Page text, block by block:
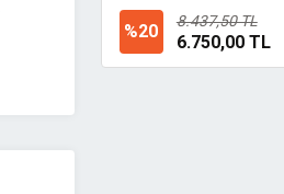
%20 8.437,50 TL
6.750,00 TL